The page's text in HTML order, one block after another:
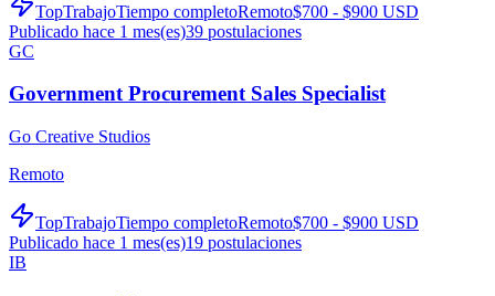
TopTrabajoTiempo completoRemoto$700 - $900 USD
Publicado hace 1 mes(es)39 postulaciones
GC
Government Procurement Sales Specialist
Go Creative Studios
Remoto
TopTrabajoTiempo completoRemoto$700 - $900 USD
Publicado hace 1 mes(es)19 postulaciones
IB